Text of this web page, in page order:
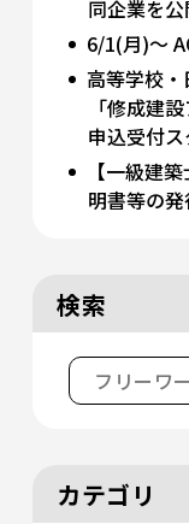
同企業を公
6/1(月)～
高等学校
「修成建
申込受付
【一級建
明書等の
検索
カテゴリ